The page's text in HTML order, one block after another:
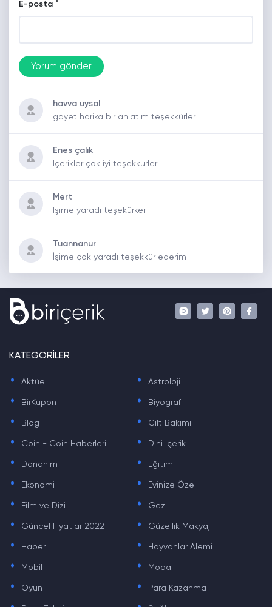
E-posta *
havva uysal
gayet harika bir anlatım teşekkürler
Enes çalık
İçerikler çok iyi teşekkürler
Mert
İşime yaradı teşekürker
Tuannanur
İşime çok yaradı teşekkür ederim
KATEGORİLER
. Aktüel . Astroloji
. BirKupon . Biyografi
. Blog . Cilt Bakımı
. Coin - Coin Haberleri . Dini içerik
. Donanım . Eğitim
. Ekonomi . Evinize Özel
. Film ve Dizi . Gezi
. Güncel Fiyatlar 2022 . Güzellik Makyaj
. Haber . Hayvanlar Alemi
. Mobil . Moda
. Oyun . Para Kazanma
. .